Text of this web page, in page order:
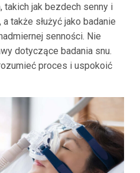
jak bezdech senny i
także służyć jako badanie
senności. Nie
dotyczące badania snu.
proces i uspokoić